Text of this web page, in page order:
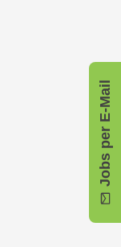
Jobs per E-Mail